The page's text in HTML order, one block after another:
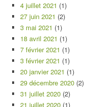
4 juillet 2021 (1)
27 juin 2021 (2)
3 mai 2021 (1)
18 avril 2021 (1)
7 février 2021 (1)
3 février 2021 (1)
20 janvier 2021 (1)
29 décembre 2020 (2)
31 juillet 2020 (2)
21 juillet 2020 (1)